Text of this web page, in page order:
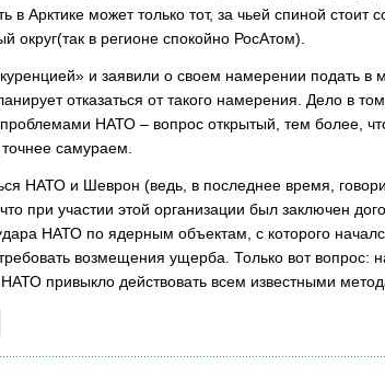
в Арктике может только тот, за чьей спиной
в регионе спокойно РосАтом).
и заявили о своем намерении подать в
отказаться от такого намерения. Дело в
НАТО – вопрос открытый, тем более,
самураем.
НАТО и Шеврон (ведь, в последнее время,
при участии этой организации был заключен
НАТО по ядерным объектам, с которого
возмещения ущерба. Только вот вопрос:
привыкло действовать всем известными